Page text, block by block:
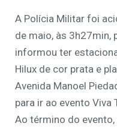
A Polícia Militar foi
de maio, às 3h27min,
informou ter
Hilux de cor prata e
Avenida Manoel
para ir ao evento Viva
Ao término do